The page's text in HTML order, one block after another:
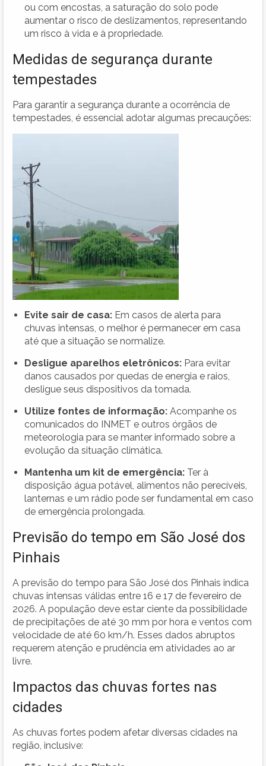
ou com encostas, a saturação do solo pode
aumentar o risco de deslizamentos, representando
um risco à vida e à propriedade.
Medidas de segurança durante
tempestades
Para garantir a segurança durante a ocorrência de
tempestades, é essencial adotar algumas precauções:
Evite sair de casa: Em casos de alerta para
chuvas intensas, o melhor é permanecer em casa
até que a situação se normalize.
Desligue aparelhos eletrônicos: Para evitar
danos causados por quedas de energia e raios,
desligue seus dispositivos da tomada.
Utilize fontes de informação: Acompanhe os
comunicados do INMET e outros órgãos de
meteorologia para se manter informado sobre a
evolução da situação climática.
Mantenha um kit de emergência: Ter à
disposição água potável, alimentos não perecíveis,
lanternas e um rádio pode ser fundamental em caso
de emergência prolongada.
Previsão do tempo em São José dos
Pinhais
A previsão do tempo para São José dos Pinhais indica
chuvas intensas válidas entre 16 e 17 de fevereiro de
2026. A população deve estar ciente da possibilidade
de precipitações de até 30 mm por hora e ventos com
velocidade de até 60 km/h. Esses dados abruptos
requerem atenção e prudência em atividades ao ar
livre.
Impactos das chuvas fortes nas
cidades
As chuvas fortes podem afetar diversas cidades na
região, inclusive: